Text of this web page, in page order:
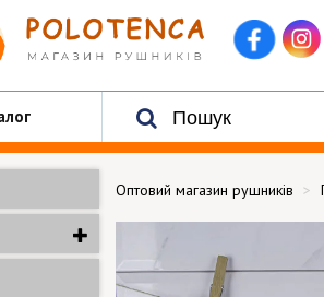
Оптовий магазин рушників